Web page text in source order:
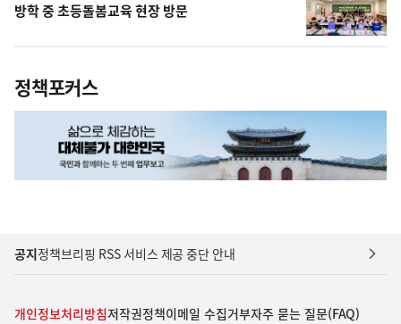
방학 중 초등돌봄교육 현장 방문
정책포커스
공지정책브리핑 RSS 서비스 제공 중단 안내
개인정보처리방침저작권정책이메일 수집거부자주 묻는 질문(FAQ)